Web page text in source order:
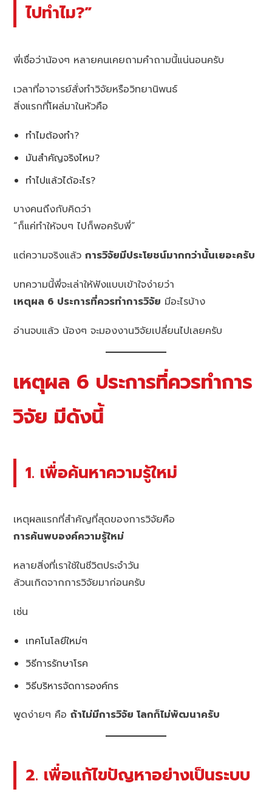
ไปทำไม?”
พี่เชื่อว่าน้องๆ หลายคนเคยถามคำถามนี้แน่นอนครับ
เวลาที่อาจารย์สั่งทำวิจัยหรือวิทยานิพนธ์
สิ่งแรกที่โผล่มาในหัวคือ
ทำไมต้องทำ?
มันสำคัญจริงไหม?
ทำไปแล้วได้อะไร?
บางคนถึงกับคิดว่า
“ก็แค่ทำให้จบๆ ไปก็พอครับพี่”
แต่ความจริงแล้วการวิจัยมีประโยชน์มากกว่านั้นเยอะครับ
บทความนี้พี่จะเล่าให้ฟังแบบเข้าใจง่ายว่า
เหตุผล 6 ประการที่ควรทำการวิจัย มีอะไรบ้าง
อ่านจบแล้ว น้องๆ จะมองงานวิจัยเปลี่ยนไปเลยครับ
เหตุผล 6 ประการที่ควรทำการ
วิจัย มีดังนี้
1. เพื่อค้นหาความรู้ใหม่
เหตุผลแรกที่สำคัญที่สุดของการวิจัยคือ
การค้นพบองค์ความรู้ใหม่
หลายสิ่งที่เราใช้ในชีวิตประจำวัน
ล้วนเกิดจากการวิจัยมาก่อนครับ
เช่น
เทคโนโลยีใหม่ๆ
วิธีการรักษาโรค
วิธีบริหารจัดการองค์กร
พูดง่ายๆ คือถ้าไม่มีการวิจัย โลกก็ไม่พัฒนาครับ
2. เพื่อแก้ไขปัญหาอย่างเป็นระบบ